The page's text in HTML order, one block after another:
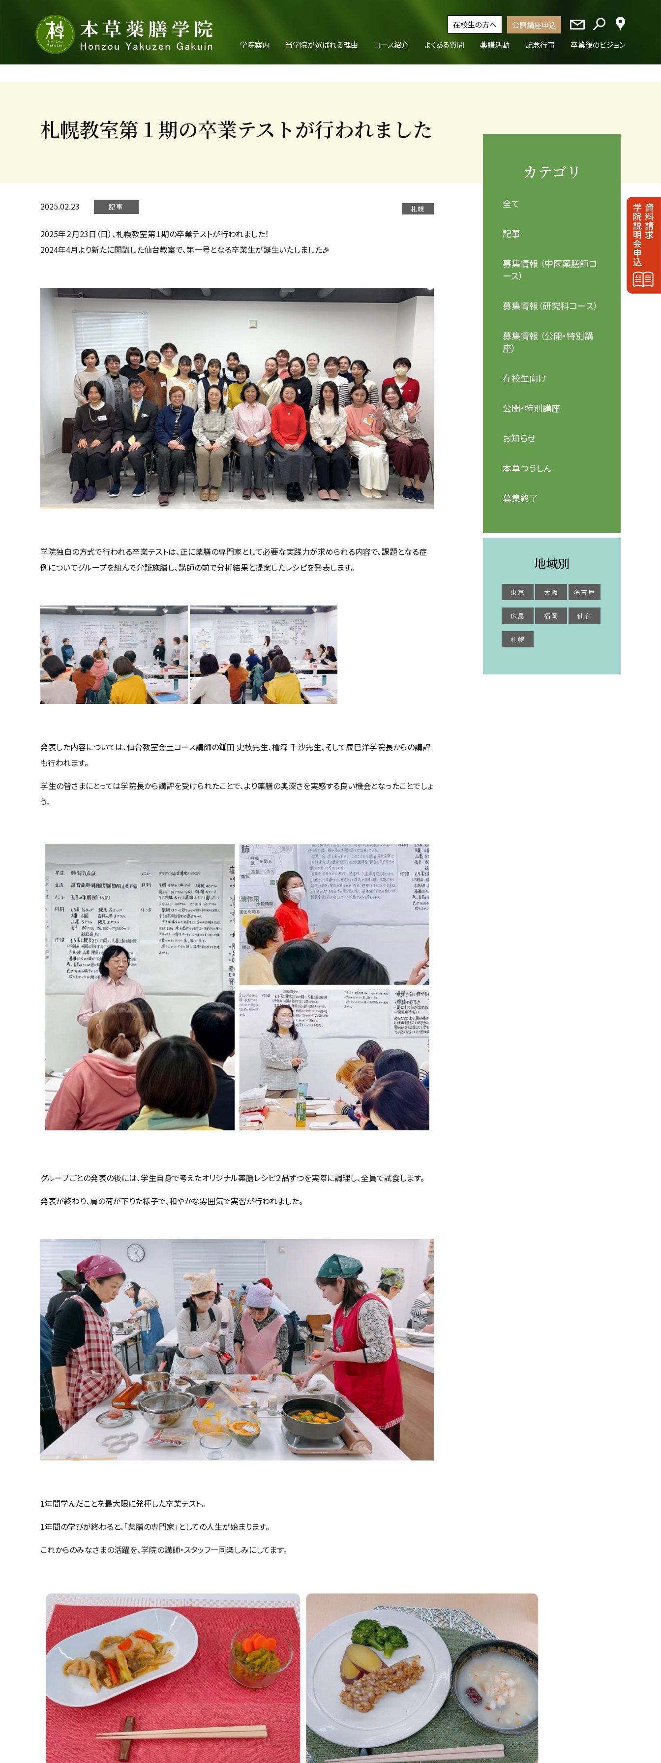
在校生の方へ
公開講座申込
学院案内
当学院が選ばれる理由 コース紹介 よくある質問 薬膳活動 記念行事 卒業後のビジョン
札幌教室第１期の卒業テストが行われました
2025.02.23 記事 札幌
2025年２月23日（日）、札幌教室第１期の卒業テストが行われました！
2024年4月より新たに開講した仙台教室で、第一号となる卒業生が誕生いたしました🎉
学院独自の方式で行われる卒業テストは、正に薬膳の専門家として必要な実践力が求められる内容で、課題となる症
例についてグループを組んで弁証施膳し、講師の前で分析結果と提案したレシピを発表します。
発表した内容については、仙台教室金土コース講師の鎌田 史枝先生、檜森 千沙先生、そして辰巳洋学院長からの講評
も行われます。
学生の皆さまにとっては学院長から講評を受けられたことで、より薬膳の奥深さを実感する良い機会となったことでしょ
う。
グループごとの発表の後には、学生自身で考えたオリジナル薬膳レシピ２品ずつを実際に調理し、全員で試食します。
発表が終わり、肩の荷が下りた様子で、和やかな雰囲気で実習が行われました。
1年間学んだことを最大限に発揮した卒業テスト。
1年間の学びが終わると、「薬膳の専門家」としての人生が始まります。
これからのみなさまの活躍を、学院の講師・スタッフ一同楽しみにしてます。
カテゴリ
全て
記事
募集情報 （中医薬膳師コ
ース）
募集情報（研究科コース）
募集情報 （公開・特別講
座）
在校生向け
公開・特別講座
お知らせ
本草つうしん
募集終了
地域別
東京 大阪 名古屋
広島 福岡 仙台
札幌